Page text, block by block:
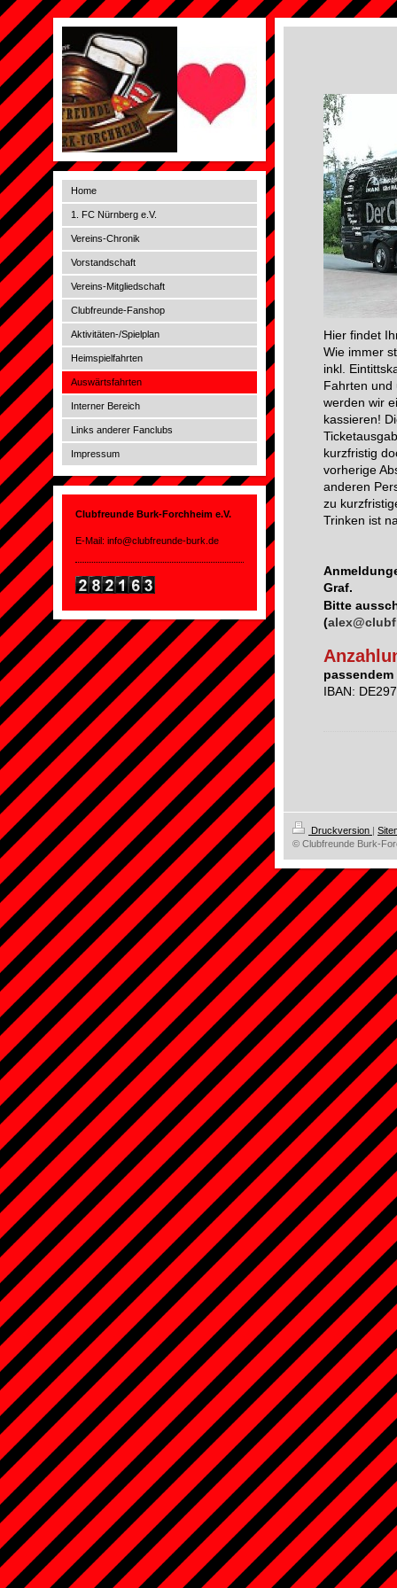
Home
1. FC Nürnberg e.V.
Vereins-Chronik
Vorstandschaft
Vereins-Mitgliedschaft
Clubfreunde-Fanshop
Aktivitäten-/Spielplan
Heimspielfahrten
Auswärtsfahrten
Interner Bereich
Links anderer Fanclubs
Impressum
Clubfreunde Burk-Forchheim e.V.
E-Mail: info@clubfreunde-burk.de
Hier findet
Wie immer
inkl.
Fahrten und
werden wir
kassieren!
kurzfristig
vorherige
anderen
zu
Trinken ist
Graf.
Bitte
(
IBAN:
Druckversion |
© Clubfreunde Burk-